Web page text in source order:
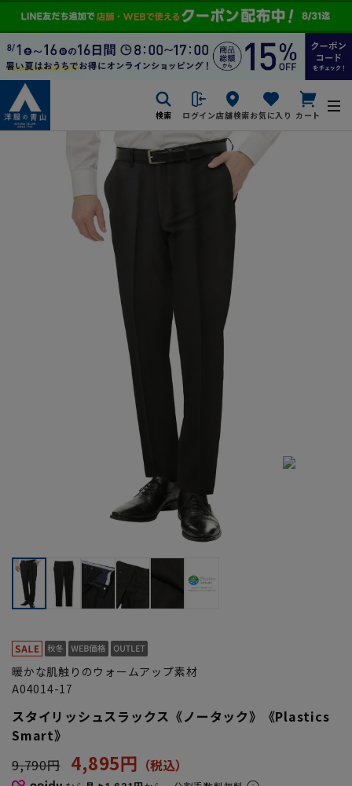
検索 ログイン店舗検索お気に入り カート
暖かな肌触りのウォームアップ素材
A04014-17
スタイリッシュスラックス《ノータック》《Plastics
Smart》
9,790円 4,895円